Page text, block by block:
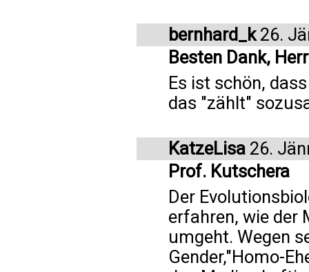
bernhard_k26.
Besten Dank,
Es ist schön,
das "zählt"
KatzeLisa 26.
Prof. Kutschera
Der
erfahren, wie der
umgeht. Wegen
Gender,"Homo-